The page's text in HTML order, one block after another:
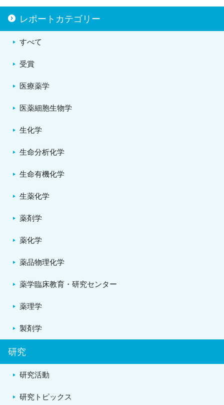
レポートカテゴリー
すべて
受賞
医療薬学
医薬細胞生物学
生化学
生命分析化学
生命有機化学
生薬化学
薬剤学
薬化学
薬品物理化学
薬学臨床教育・研究センター
薬理学
製剤学
研究
研究活動
研究トピックス